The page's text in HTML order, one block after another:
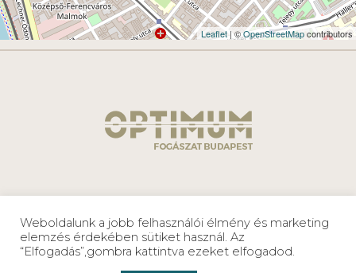
Leaflet| ©OpenStreetMapcontributors
tájékoztató
Fogászat®
2026
Weboldalunk a jobb felhasználói élmény és marketing
elemzés érdekében sütiket használ. Az
“Elfogadás”,gombra kattintva ezeket elfogadod.